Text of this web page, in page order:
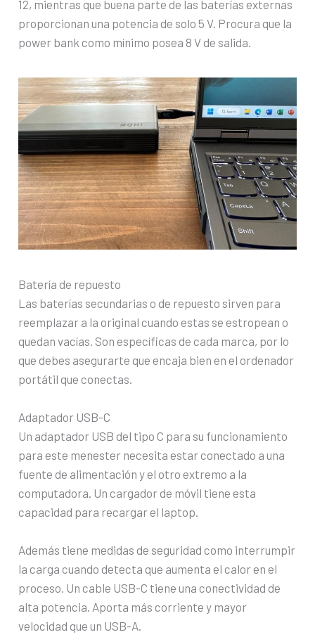
12, mientras que buena parte de las baterías externas
proporcionan una potencia de solo 5 V. Procura que la
power bank como mínimo posea 8 V de salida.
Batería de repuesto
Las baterías secundarias o de repuesto sirven para
reemplazar a la original cuando estas se estropean o
quedan vacías. Son específicas de cada marca, por lo
que debes asegurarte que encaja bien en el ordenador
portátil que conectas.
Adaptador USB-C
Un adaptador USB del tipo C para su funcionamiento
para este menester necesita estar conectado a una
fuente de alimentación y el otro extremo a la
computadora. Un cargador de móvil tiene esta
capacidad para recargar el laptop.
Además tiene medidas de seguridad como interrumpir
la carga cuando detecta que aumenta el calor en el
proceso. Un cable USB-C tiene una conectividad de
alta potencia. Aporta más corriente y mayor
velocidad que un USB-A.